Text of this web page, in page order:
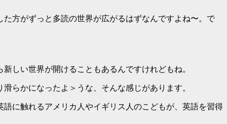
方がずっと多読の世界が広がるはずなんですよね〜。で
しい世界が開けることもあるんですけれどもね。
らかになったよ＞うな、そんな感じがあります。
に触れるアメリカ人やイギリス人のこどもが、英語を習得